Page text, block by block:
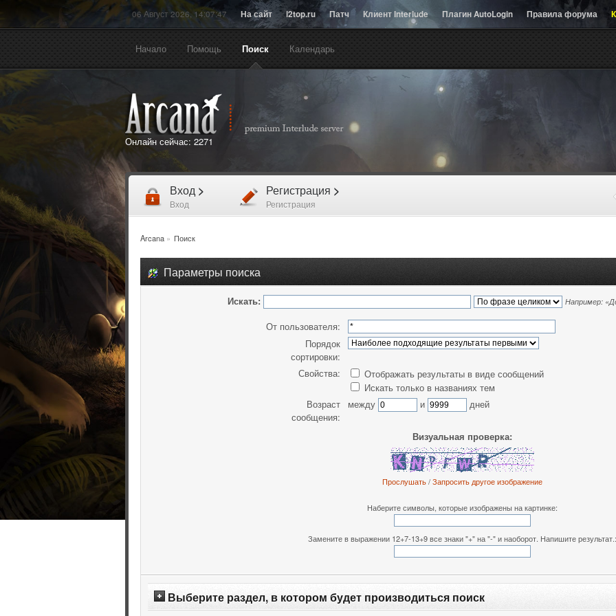
06 Август 2026, 14:07:47 На сайт l2top.ru Патч Клиент Interlude Плагин AutoLogin Правила форума
Начало Помощь Поиск Календарь
Онлайн сейчас: 2271
Вход >
Вход
Регистрация >
Регистрация
Arcana» Поиск
Параметры поиска
Искать: Например:
От пользователя:
Порядок
сортировки:
Свойства:
Отображать результаты в виде сообщений
Искать только в названиях тем
Возраст
сообщения:
между и дней
Визуальная проверка:
Прослушать/Запросить другое изображение
Наберите символы, которые изображены на картинке:
Замените в выражении 12+7-13+9 все знаки "+" на "-" и наоборот. Напишите результат.:
Выберите раздел, в котором будет производиться поиск